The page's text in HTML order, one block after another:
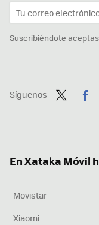
Suscribiéndote
Síguenos
En Xataka Móvil
Movistar
Xiaomi